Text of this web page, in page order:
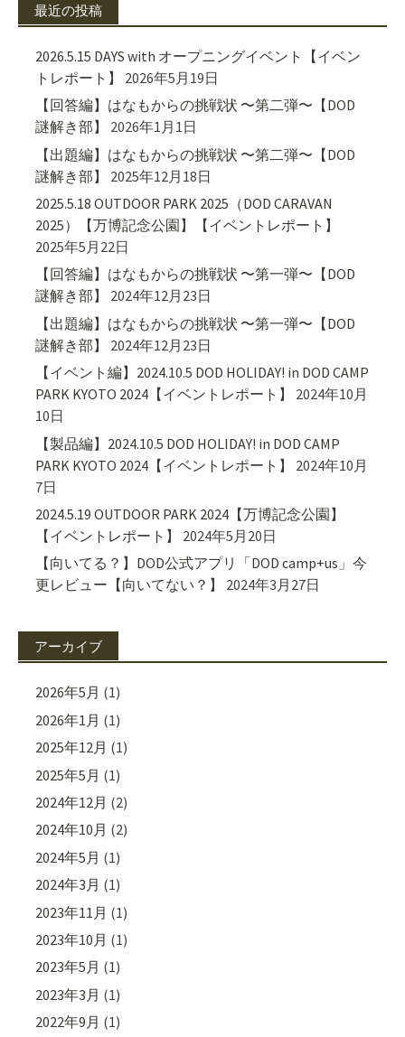
最近の投稿
2026.5.15 DAYS with オープニングイベント【イベン
トレポート】
2026年5月19日
【回答編】はなもからの挑戦状 〜第二弾〜【DOD
謎解き部】
2026年1月1日
【出題編】はなもからの挑戦状 〜第二弾〜【DOD
謎解き部】
2025年12月18日
2025.5.18 OUTDOOR PARK 2025（DOD CARAVAN
2025）【万博記念公園】【イベントレポート】
2025年5月22日
【回答編】はなもからの挑戦状 〜第一弾〜【DOD
謎解き部】
2024年12月23日
【出題編】はなもからの挑戦状 〜第一弾〜【DOD
謎解き部】
2024年12月23日
【イベント編】2024.10.5 DOD HOLIDAY! in DOD CAMP
PARK KYOTO 2024【イベントレポート】
2024年10月
10日
【製品編】2024.10.5 DOD HOLIDAY! in DOD CAMP
PARK KYOTO 2024【イベントレポート】
2024年10月
7日
2024.5.19 OUTDOOR PARK 2024【万博記念公園】
【イベントレポート】
2024年5月20日
【向いてる？】DOD公式アプリ「DOD camp+us」今
更レビュー【向いてない？】
2024年3月27日
アーカイブ
2026年5月 (1)
2026年1月 (1)
2025年12月 (1)
2025年5月 (1)
2024年12月 (2)
2024年10月 (2)
2024年5月 (1)
2024年3月 (1)
2023年11月 (1)
2023年10月 (1)
2023年5月 (1)
2023年3月 (1)
2022年9月 (1)